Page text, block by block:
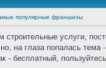
популярные франшизы
строительные услуги,
на глаза попалась тема -
- бесплатный,